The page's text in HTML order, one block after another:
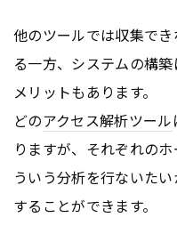
他のツールでは収集で
る一方、システムの構
メリットもあります。
どのアクセス解析ツール
りますが、それぞれの
ういう分析を行ないた
することができます。